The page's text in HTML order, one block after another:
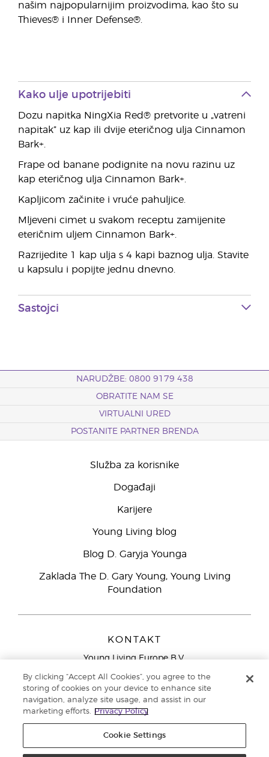
našim najpopularnijim proizvodima, kao što su
Thieves® i Inner Defense®.
Kako ulje upotrijebiti
Dozu napitka NingXia Red® pretvorite u „vatreni
napitak” uz kap ili dvije eteričnog ulja Cinnamon
Bark+.
Frape od banane podignite na novu razinu uz
kap eteričnog ulja Cinnamon Bark+.
Kapljicom začinite i vruće pahuljice.
Mljeveni cimet u svakom receptu zamijenite
eteričnim uljem Cinnamon Bark+.
Razrijedite 1 kap ulja s 4 kapi baznog ulja. Stavite
u kapsulu i popijte jednu dnevno.
Sastojci
NARUDŽBE: 0800 9179 438
OBRATITE NAM SE
VIRTUALNI URED
POSTANITE PARTNER BRENDA
Služba za korisnike
Događaji
Karijere
Young Living blog
Blog D. Garyja Younga
Zaklada The D. Gary Young, Young Living
Foundation
KONTAKT
Young Living Europe B.V.
9727 AJ Groningen
Sjedište tvrtke Young Living Europe Ltd.:
9000
By clicking “Accept All Cookies”, you agree to the
storing of cookies on your device to enhance site
navigation, analyze site usage, and assist in our
marketing efforts.
Privacy Policy
Cookie Settings